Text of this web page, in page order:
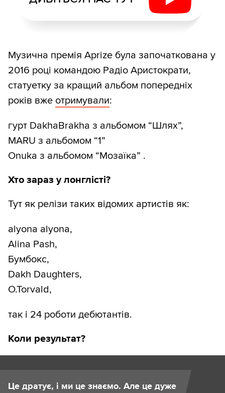
Музична премія Aprize була започаткована у
2016 році командою Радіо Аристократи,
статуетку за кращий альбом попередніх
років вже отримували:
гурт DakhaBrakha з альбомом “Шлях”,
MARU з альбомом “1”
Onuka з альбомом “Мозаїка” .
Хто зараз у лонглісті?
Тут як релізи таких відомих артистів як:
alyona alyona,
Alina Pash,
Бумбокс,
Dakh Daughters,
O.Torvald,
так і 24 роботи дебютантів.
Коли результат?
Це дратує, і ми це знаємо. Але це дуже